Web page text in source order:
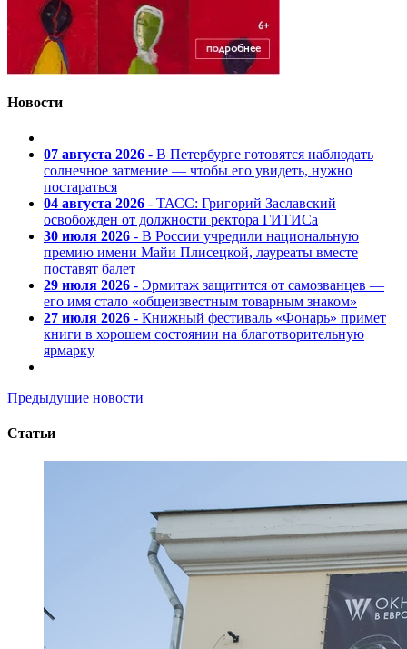
Новости
07 августа 2026 - В Петербурге готовятся наблюдать
солнечное затмение — чтобы его увидеть, нужно
постараться
04 августа 2026 - ТАСС: Григорий Заславский
освобожден от должности ректора ГИТИСа
30 июля 2026 - В России учредили национальную
премию имени Майи Плисецкой, лауреаты вместе
поставят балет
29 июля 2026 - Эрмитаж защитится от самозванцев —
его имя стало «общеизвестным товарным знаком»
27 июля 2026 - Книжный фестиваль «Фонарь» примет
книги в хорошем состоянии на благотворительную
ярмарку
Предыдущие новости
Статьи